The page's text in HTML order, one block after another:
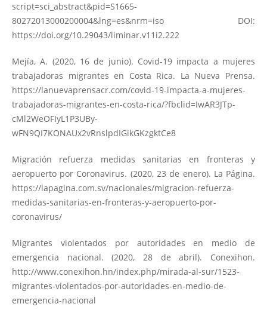
script=sci_abstract&pid=S1665-
80272013000200004&lng=es&nrm=isoDOI:
https://doi.org/10.29043/liminar.v11i2.222
Mejía, A. (2020, 16 de junio). Covid-19 impacta a mujeres
trabajadoras migrantes en Costa Rica. La Nueva Prensa.
https://lanuevaprensacr.com/covid-19-impacta-a-mujeres-
trabajadoras-migrantes-en-costa-rica/?fbclid=IwAR3JTp-
cMl2WeOFIyL1P3UBy-
wFN9QI7KONAUx2vRnslpdIGikGKzgktCe8
Migración refuerza medidas sanitarias en fronteras y
aeropuerto por Coronavirus. (2020, 23 de enero). La Página.
https://lapagina.com.sv/nacionales/migracion-refuerza-
medidas-sanitarias-en-fronteras-y-aeropuerto-por-
coronavirus/
Migrantes violentados por autoridades en medio de
emergencia nacional. (2020, 28 de abril). Conexihon.
http://www.conexihon.hn/index.php/mirada-al-sur/1523-
migrantes-violentados-por-autoridades-en-medio-de-
emergencia-nacional